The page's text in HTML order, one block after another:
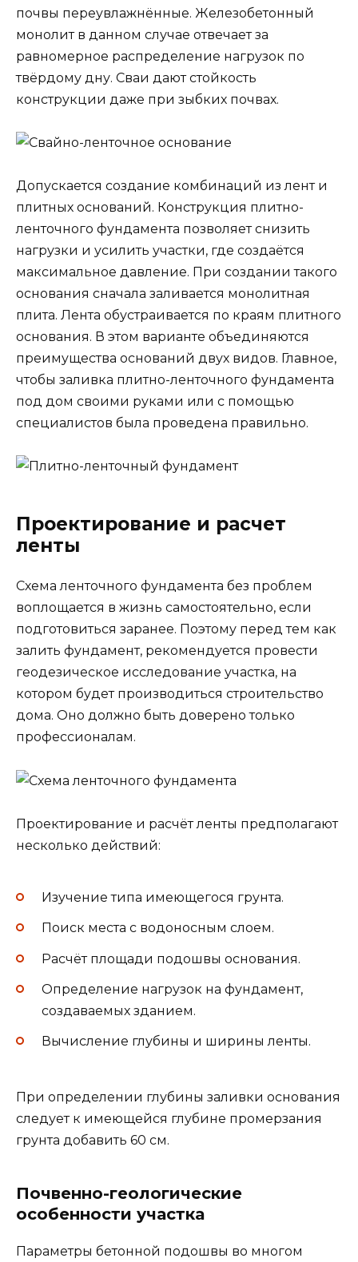
почвы переувлажнённые. Железобетонный
монолит в данном случае отвечает за
равномерное распределение нагрузок по
твёрдому дну. Сваи дают стойкость
конструкции даже при зыбких почвах.
Допускается создание комбинаций из лент и
плитных оснований. Конструкция плитно-
ленточного фундамента позволяет снизить
нагрузки и усилить участки, где создаётся
максимальное давление. При создании такого
основания сначала заливается монолитная
плита. Лента обустраивается по краям плитного
основания. В этом варианте объединяются
преимущества оснований двух видов. Главное,
чтобы заливка плитно-ленточного фундамента
под дом своими руками или с помощью
специалистов была проведена правильно.
Проектирование и расчет
ленты
Схема ленточного фундамента без проблем
воплощается в жизнь самостоятельно, если
подготовиться заранее. Поэтому перед тем как
залить фундамент, рекомендуется провести
геодезическое исследование участка, на
котором будет производиться строительство
дома. Оно должно быть доверено только
профессионалам.
Проектирование и расчёт ленты предполагают
несколько действий:
Изучение типа имеющегося грунта.
Поиск места с водоносным слоем.
Расчёт площади подошвы основания.
Определение нагрузок на фундамент,
создаваемых зданием.
Вычисление глубины и ширины ленты.
При определении глубины заливки основания
следует к имеющейся глубине промерзания
грунта добавить 60 см.
Почвенно-геологические
особенности участка
Параметры бетонной подошвы во многом